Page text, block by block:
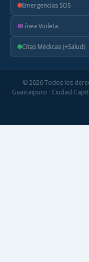
Emergencias SOS
Línea Violeta
Citas Médicas (+Salud)
© 2026 Todos los
Guaicaipuro · Ciudad